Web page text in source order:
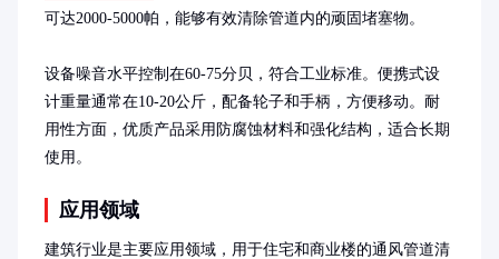
可达2000-5000帕，能够有效清除管道内的顽固堵塞物。
设备噪音水平控制在60-75分贝，符合工业标准。便携式设
计重量通常在10-20公斤，配备轮子和手柄，方便移动。耐
用性方面，优质产品采用防腐蚀材料和强化结构，适合长期
使用。
应用领域
建筑行业是主要应用领域，用于住宅和商业楼的通风管道清